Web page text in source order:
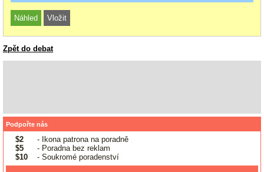
Zpět do debat
Podpořte nás
$2
- Ikona patrona na poradně
$5
- Poradna bez reklam
$10
- Soukromé poradenství